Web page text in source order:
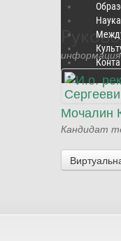
Наука
Мочалин
Кандидат